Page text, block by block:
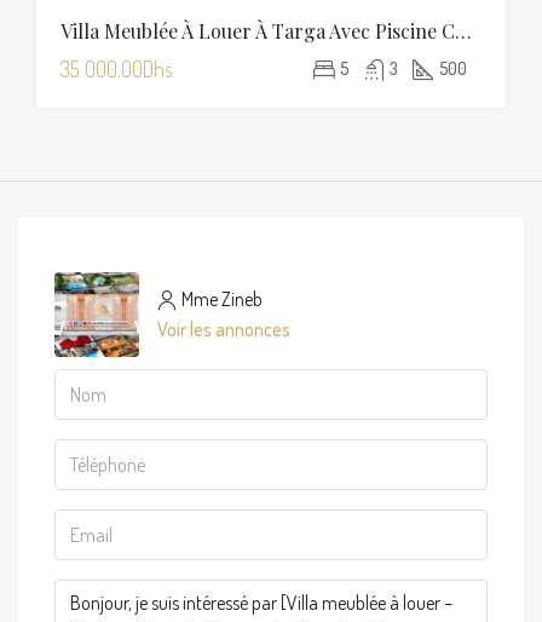
Villa Meublée À Louer À Targa Avec Piscine Chauffée
35 000.00Dhs 5 3 500
Mme Zineb
Voir les annonces